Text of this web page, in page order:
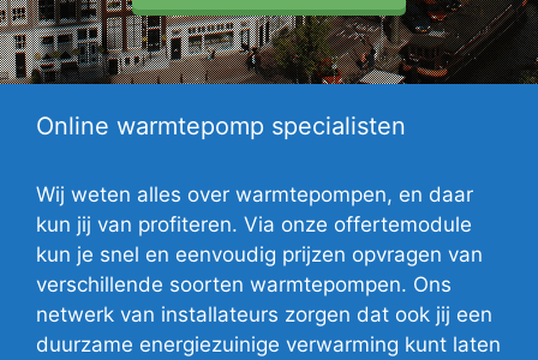
Online warmtepomp specialisten
Wij weten alles over warmtepompen, en daar
kun jij van profiteren. Via onze offertemodule
kun je snel en eenvoudig prijzen opvragen van
verschillende soorten warmtepompen. Ons
netwerk van installateurs zorgen dat ook jij een
duurzame energiezuinige verwarming kunt laten